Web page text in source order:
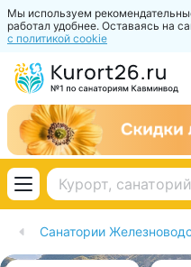
Мы используем
работал удобнее. Оставаясь на
с политикой cookie
Санатории